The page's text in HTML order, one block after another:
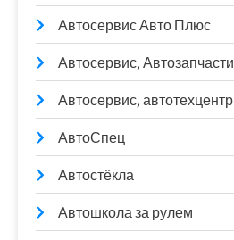
Автосервис Авто Плюс
Автосервис, Автозапчасти
Автосервис, автотехцентр
АвтоСпец
Автостёкла
Автошкола за рулем